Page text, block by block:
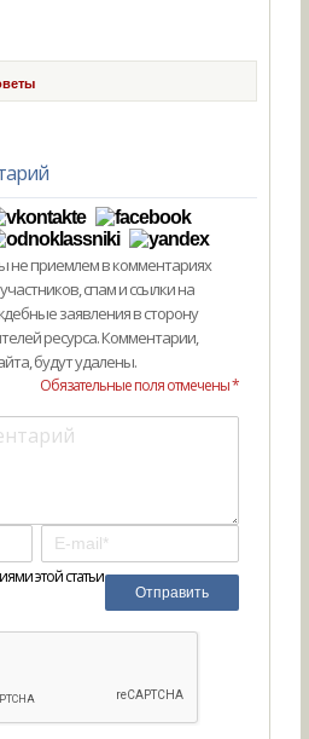
не приемлем в комментариях
спам и ссылки на
заявления в сторону
ресурса. Комментарии,
будут удалены.
Обязательные поля отмечены *
этой статьи